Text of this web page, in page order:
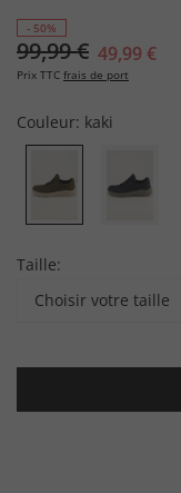
- 50%
99,99 € 49,99 €
Prix TTC frais de port
Couleur: kaki
Taille:
Choisir votre taille